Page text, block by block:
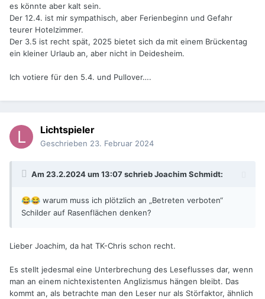
es könnte aber kalt sein.
Der 12.4. ist mir sympathisch, aber Ferienbeginn und Gefahr
teurer Hotelzimmer.
Der 3.5 ist recht spät, 2025 bietet sich da mit einem Brückentag
ein kleiner Urlaub an, aber nicht in Deidesheim.
Ich votiere für den 5.4. und Pullover….
Lichtspieler
Geschrieben 23. Februar 2024
Am 23.2.2024 um 13:07 schriebJoachim Schmidt:
😂😂 warum muss ich plötzlich an „Betreten verboten“
Schilder auf Rasenflächen denken?
Lieber Joachim, da hat TK-Chris schon recht.
Es stellt jedesmal eine Unterbrechung des Leseflusses dar, wenn
man an einem nichtexistenten Anglizismus hängen bleibt. Das
kommt an, als betrachte man den Leser nur als Störfaktor, ähnlich